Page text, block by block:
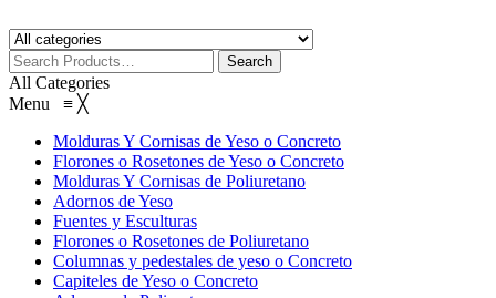
All Categories
Menu ≡ ╳
Molduras Y Cornisas de Yeso o Concreto
Florones o Rosetones de Yeso o Concreto
Molduras Y Cornisas de Poliuretano
Adornos de Yeso
Fuentes y Esculturas
Florones o Rosetones de Poliuretano
Columnas y pedestales de yeso o Concreto
Capiteles de Yeso o Concreto